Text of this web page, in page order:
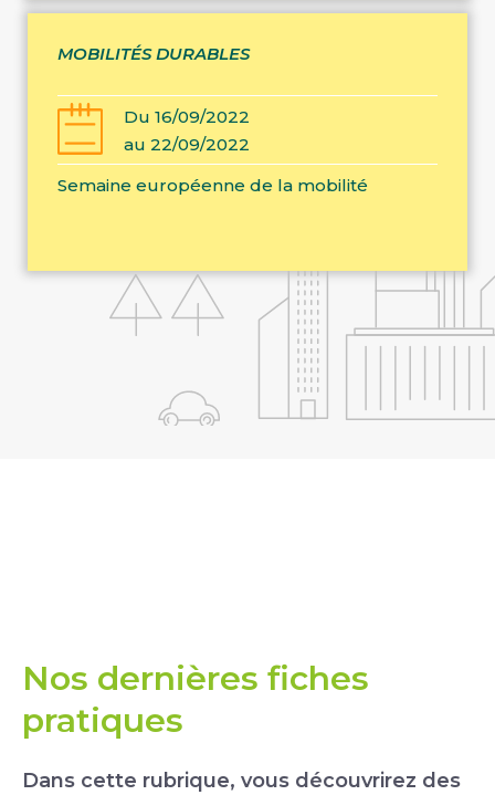
MOBILITÉS DURABLES
Du 16/09/2022
au 22/09/2022
Semaine européenne de la mobilité
Nos dernières fiches
pratiques
Dans cette rubrique, vous découvrirez des